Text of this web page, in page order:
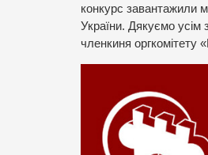
конкурс завантажили
України. Дякуємо
членкиня оргкомітету